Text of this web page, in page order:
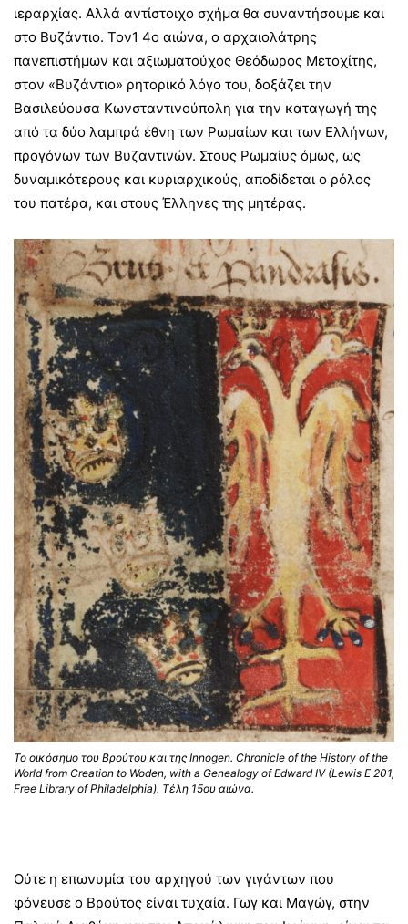
ιεραρχίας. Αλλά αντίστοιχο σχήμα θα συναντήσουμε και
στο Βυζάντιο. Τον1 4ο αιώνα, ο αρχαιολάτρης
πανεπιστήμων και αξιωματούχος Θεόδωρος Μετοχίτης,
στον «Βυζάντιο» ρητορικό λόγο του, δοξάζει την
Βασιλεύουσα Κωνσταντινούπολη για την καταγωγή της
από τα δύο λαμπρά έθνη των Ρωμαίων και των Ελλήνων,
προγόνων των Βυζαντινών. Στους Ρωμαίυς όμως, ως
δυναμικότερους και κυριαρχικούς, αποδίδεται ο ρόλος
του πατέρα, και στους Έλληνες της μητέρας.
Το οικόσημο του Βρούτου και της Innogen. Chronicle of the History of the
World from Creation to Woden, with a Genealogy of Edward IV (Lewis E 201,
Free Library of Philadelphia). Τέλη 15ου αιώνα.
Ούτε η επωνυμία του αρχηγού των γιγάντων που
φόνευσε ο Βρούτος είναι τυχαία. Γωγ και Μαγώγ, στην